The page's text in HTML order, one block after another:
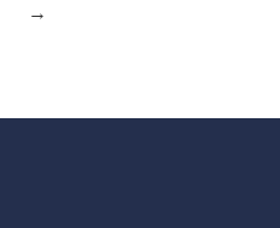
→